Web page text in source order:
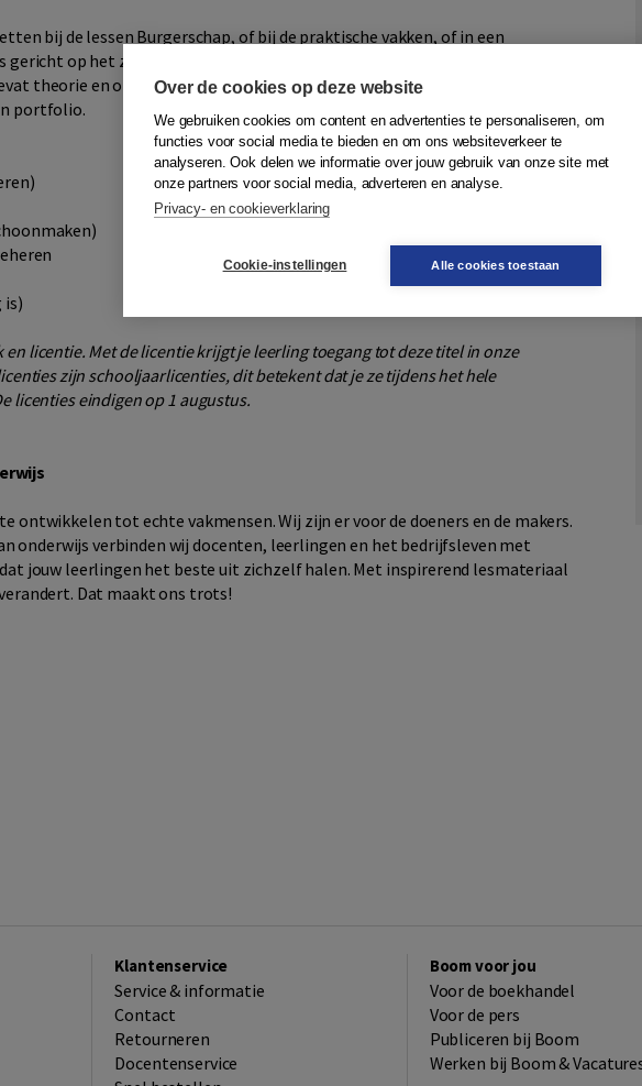
bij de lessen Burgerschap, of bij de praktische vakken, of in een
gericht op het zelfstandig functioneren binnen de domeinen Wonen,
theorie en opdrachten waarmee je leerling kan oefenen en afsluitende
portfolio.
is)
en licentie. Met de licentie krijgt je leerling toegang tot deze titel in onze
zijn schooljaarlicenties, dit betekent dat je ze tijdens het hele
licenties eindigen op 1 augustus.
ontwikkelen tot echte vakmensen. Wij zijn er voor de doeners en de makers.
onderwijs verbinden wij docenten, leerlingen en het bedrijfsleven met
jouw leerlingen het beste uit zichzelf halen. Met inspirerend lesmateriaal
Dat maakt ons trots!
Klantenservice
Service & informatie
Contact
Retourneren
Docentenservice
Boom voor jou
Voor de boekhandel
Voor de pers
Publiceren bij Boom
Werken bij Boom &
Over de cookies op deze website
We gebruiken cookies om content en advertenties te personaliseren, om
functies voor social media te bieden en om ons websiteverkeer te
analyseren. Ook delen we informatie over jouw gebruik van onze site met
onze partners voor social media, adverteren en analyse.
Privacy- en cookieverklaring
Cookie-instellingen Alle cookies toestaan